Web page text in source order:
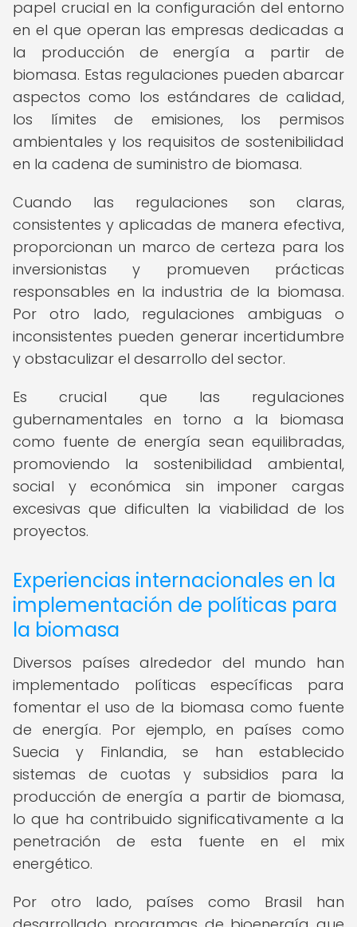
papel crucial en la configuración del entorno
en el que operan las empresas dedicadas a
la producción de energía a partir de
biomasa. Estas regulaciones pueden abarcar
aspectos como los estándares de calidad,
los límites de emisiones, los permisos
ambientales y los requisitos de sostenibilidad
en la cadena de suministro de biomasa.
Cuando las regulaciones son claras,
consistentes y aplicadas de manera efectiva,
proporcionan un marco de certeza para los
inversionistas y promueven prácticas
responsables en la industria de la biomasa.
Por otro lado, regulaciones ambiguas o
inconsistentes pueden generar incertidumbre
y obstaculizar el desarrollo del sector.
Es crucial que las regulaciones
gubernamentales en torno a la biomasa
como fuente de energía sean equilibradas,
promoviendo la sostenibilidad ambiental,
social y económica sin imponer cargas
excesivas que dificulten la viabilidad de los
proyectos.
Experiencias internacionales en la
implementación de políticas para
la biomasa
Diversos países alrededor del mundo han
implementado políticas específicas para
fomentar el uso de la biomasa como fuente
de energía. Por ejemplo, en países como
Suecia y Finlandia, se han establecido
sistemas de cuotas y subsidios para la
producción de energía a partir de biomasa,
lo que ha contribuido significativamente a la
penetración de esta fuente en el mix
energético.
Por otro lado, países como Brasil han